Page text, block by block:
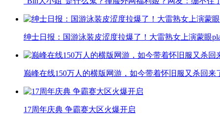
绅士日报：国游泳装皮涩度拉爆了！大雷熟女上演蒙眼
巅峰在线150万人的横版网游，如今带着怀旧服又杀回来
17周年庆典 争霸赛大区火爆开启